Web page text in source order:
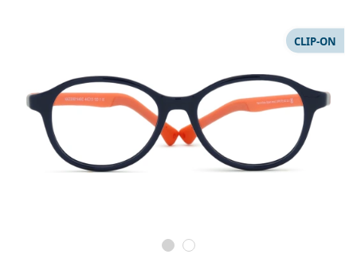
CLIP-ON